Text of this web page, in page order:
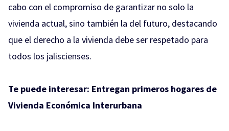
cabo con el compromiso de garantizar no solo la
vivienda actual, sino también la del futuro, destacando
que el derecho a la vivienda debe ser respetado para
todos los jaliscienses.
Te puede interesar: Entregan primeros hogares de
Vivienda Económica Interurbana